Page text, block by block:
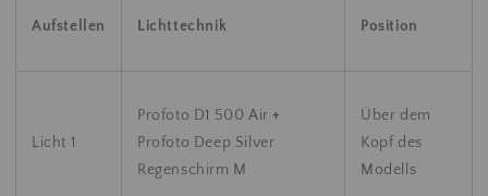
Aufstellen Lichttechnik Position
Licht 1
Profoto D1 500 Air+
Profoto Deep Silver
Regenschirm M
Über dem
Kopf des
Modells